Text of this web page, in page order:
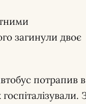
загинули двоє
потрапив в